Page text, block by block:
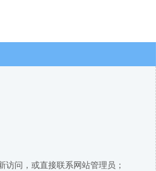
问，或直接联系网站管理员；